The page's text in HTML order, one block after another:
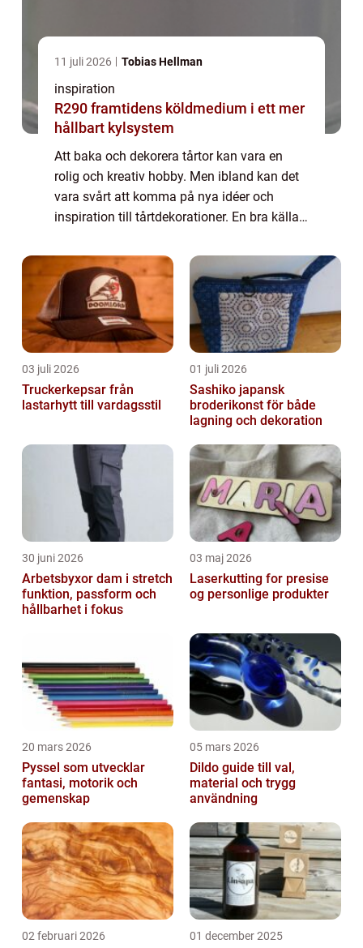
11 juli 2026 Tobias Hellman
inspiration
R290 framtidens köldmedium i ett mer
hållbart kylsystem
Att baka och dekorera tårtor kan vara en
rolig och kreativ hobby. Men ibland kan det
vara svårt att komma på nya idéer och
inspiration till tårtdekorationer. En bra källa
03 juli 2026
Truckerkepsar från
lastarhytt till vardagsstil
01 juli 2026
Sashiko japansk
broderikonst för både
lagning och dekoration
30 juni 2026
Arbetsbyxor dam i stretch
funktion, passform och
hållbarhet i fokus
03 maj 2026
Laserkutting for presise
og personlige produkter
20 mars 2026
Pyssel som utvecklar
fantasi, motorik och
gemenskap
05 mars 2026
Dildo guide till val,
material och trygg
användning
02 februari 2026 01 december 2025